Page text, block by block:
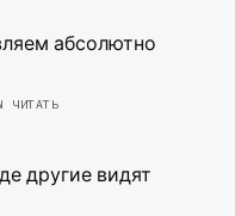
абсолютно
ЧИТАТЬ
другие видят